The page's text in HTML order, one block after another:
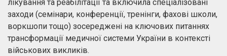
лікування та реабілітації та включила спеціалізовані
заходи (семінари, конференції, тренінги, фахові школи,
воркшопи тощо) зосереджені на ключових питаннях
трансформації медичної системи України в контексті
військових викликів.